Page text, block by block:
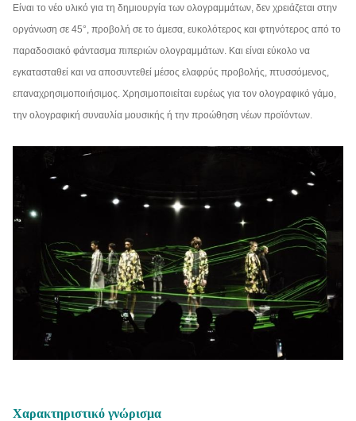
Είναι το νέο υλικό για τη δημιουργία των ολογραμμάτων, δεν χρειάζεται στην
οργάνωση σε 45°, προβολή σε το άμεσα, ευκολότερος και φτηνότερος από το
παραδοσιακό φάντασμα πιπεριών ολογραμμάτων. Και είναι εύκολο να
εγκατασταθεί και να αποσυντεθεί μέσος ελαφρύς προβολής, πτυσσόμενος,
επαναχρησιμοποιήσιμος. Χρησιμοποιείται ευρέως για τον ολογραφικό γάμο,
την ολογραφική συναυλία μουσικής ή την προώθηση νέων προϊόντων.
Χαρακτηριστικό γνώρισμα